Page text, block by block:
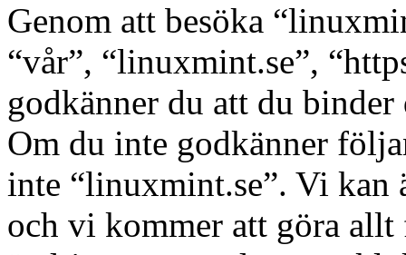
Genom att besöka
“vår”, “linuxmint.se”,
godkänner du att du
Om du inte godkänner
inte “linuxmint.se”. Vi kan
och vi kommer att göra